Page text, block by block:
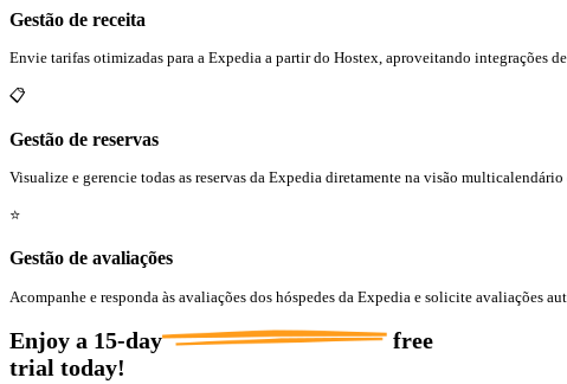
Gestão de receita
Envie tarifas otimizadas para a Expedia a partir do Hostex, aproveitando integrações
📋
Gestão de reservas
Visualize e gerencie todas as reservas da Expedia diretamente na visão
⭐
Gestão de avaliações
Acompanhe e responda às avaliações dos hóspedes da Expedia e solicite avaliações
Enjoy a 15-day
free
trial today!